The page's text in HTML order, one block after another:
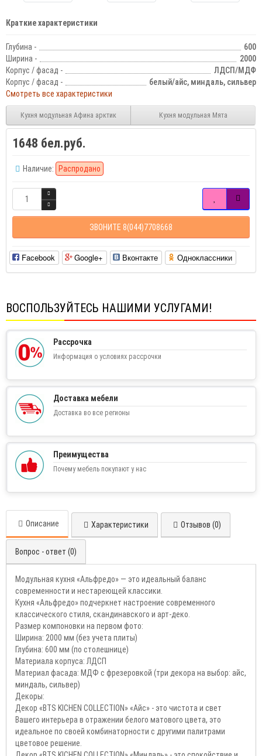
Краткие характеристики
Глубина -
600
Ширина -
2000
Корпус / фасад -
ЛДСП/МДФ
Корпус / фасад -
белый/айс, миндаль, сильвер
Смотреть все характеристики
Кухня модульная Афина арктик Кухня модульная Мята
1648 бел.руб.
Наличие: Распродано
ЗВОНИТЕ 8(044)7708668
Facebook Google+ Вконтакте Одноклассники
ВОСПОЛЬЗУЙТЕСЬ НАШИМИ УСЛУГАМИ!
Рассрочка
Информация о условиях рассрочки
Доставка мебели
Доставка во все регионы
Преимущества
Почему мебель покупают у нас
Описание Характеристики Отзывов (0)
Вопрос - ответ (0)
Модульная кухня «Альфредо» — это идеальный баланс
современности и нестареющей классики.
Кухня «Альфредо» подчеркнет настроение современного
классического стиля, скандинавского и арт-деко.
Размер компоновки на первом фото:
Ширина: 2000 мм (без учета плиты)
Глубина: 600 мм (по столешнице)
Материала корпуса: ЛДСП
Материал фасада: МДФ с фрезеровкой (три декора на выбор: айс,
миндаль, сильвер)
Декоры:
Декор «BTS KICHEN COLLECTION» «Айс» - это чистота и свет
Вашего интерьера в отражении белого матового цвета, это
идеальное по своей комбинаторности с другими палитрами
цветовое решение.